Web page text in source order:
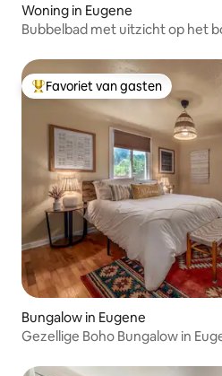
Woning in Eugene
Bubbelbad met uitzicht op het
Topfavoriet van gasten
Favoriet van gasten
Bungalow in Eugene
Gezellige Boho Bungalow in